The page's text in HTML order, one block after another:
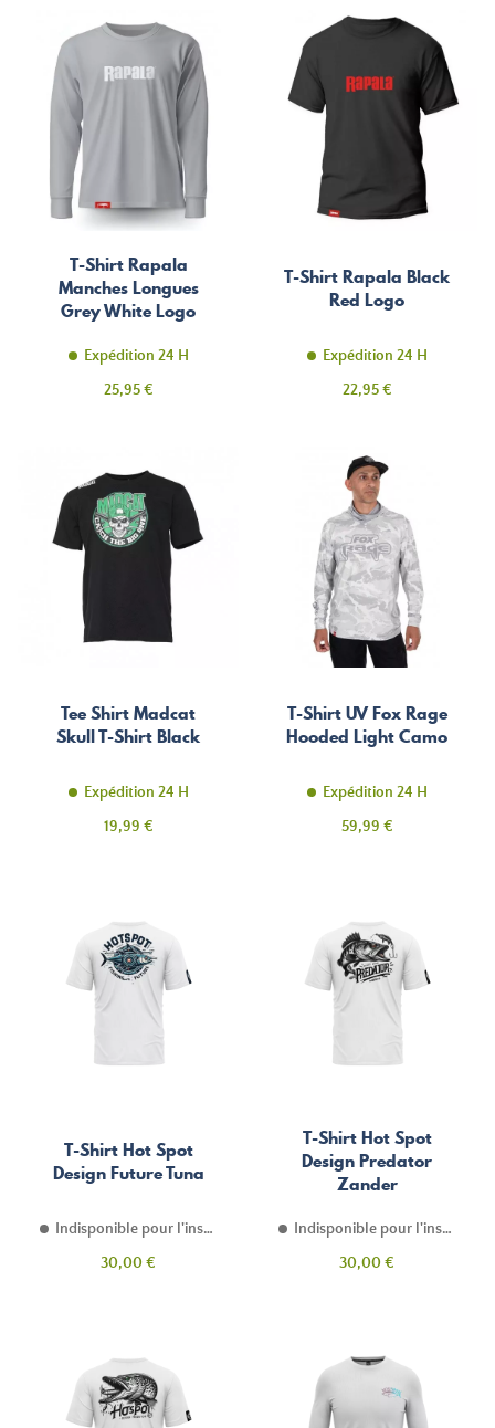
T-Shirt Rapala
Manches Longues
Grey White Logo
Expédition 24 H
Prix
25,95 €
T-Shirt Rapala Black
Red Logo
Expédition 24 H
Prix
22,95 €
Tee Shirt Madcat
Skull T-Shirt Black
Expédition 24 H
Prix
19,99 €
T-Shirt UV Fox Rage
Hooded Light Camo
Expédition 24 H
Prix
59,99 €
T-Shirt Hot Spot
Design Future Tuna
Indisponible pour l'instant
Prix
30,00 €
T-Shirt Hot Spot
Design Predator
Zander
Indisponible pour l'instant
Prix
30,00 €